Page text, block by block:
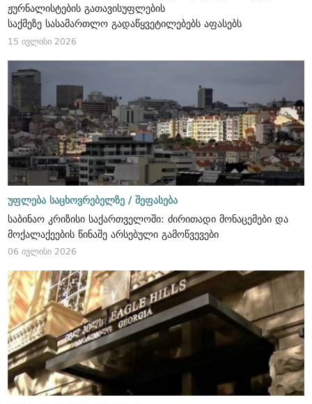
ჟურნალისტების გათავისუფლების
საქმეზე სასამართლო გადაწყვეტილებებს აფასებს
15 ივლისი 2026
უფლება საცხოვრებელზე / შეფასება
საბინაო კრიზისი საქართველოში: ძირითადი მონაცემები და
მოქალაქეების წინაშე არსებული გამოწვევები
06 ივლისი 2026